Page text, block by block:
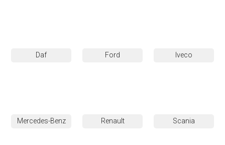
Daf Ford Iveco
Mercedes-Benz Renault Scania